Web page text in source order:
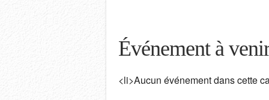
Événement à
<li>Aucun événement dans cette